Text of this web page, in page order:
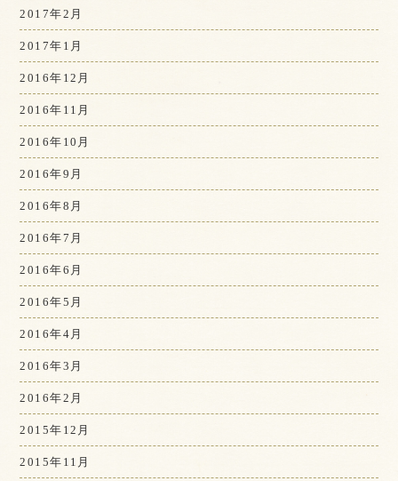
2017年2月
2017年1月
2016年12月
2016年11月
2016年10月
2016年9月
2016年8月
2016年7月
2016年6月
2016年5月
2016年4月
2016年3月
2016年2月
2015年12月
2015年11月